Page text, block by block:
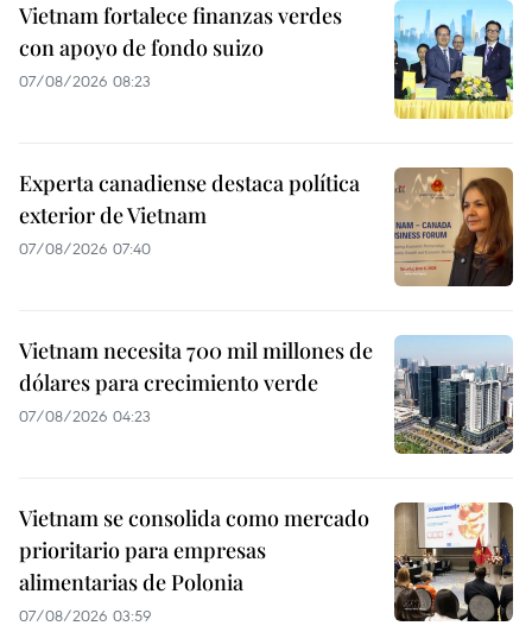
Vietnam fortalece finanzas verdes
con apoyo de fondo suizo
07/08/2026 08:23
Experta canadiense destaca política
exterior de Vietnam
07/08/2026 07:40
Vietnam necesita 700 mil millones de
dólares para crecimiento verde
07/08/2026 04:23
Vietnam se consolida como mercado
prioritario para empresas
alimentarias de Polonia
07/08/2026 03:59